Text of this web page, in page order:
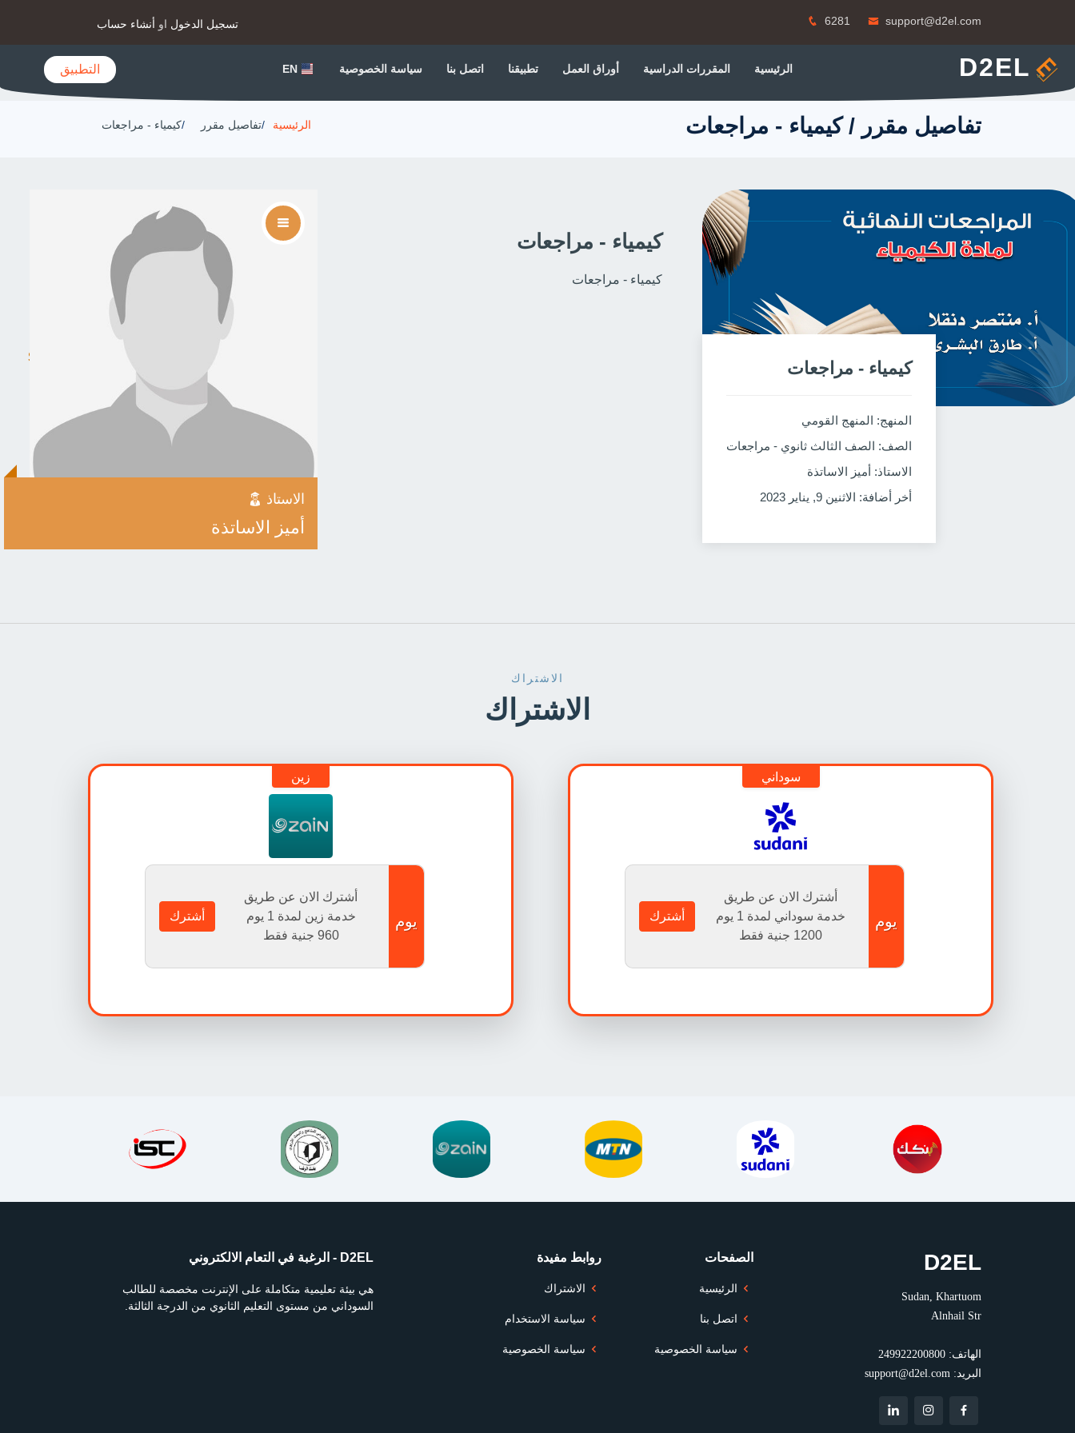
support@d2el.com
6281 تسجيل الدخول او أنشاء حساب
D2EL الرئيسية المقررات الدراسية أوراق العمل تطبيقنا اتصل بنا سياسة الخصوصية EN التطبيق
تفاصيل مقرر / كيمياء - مراجعات الرئيسية تفاصيل مقرر كيمياء - مراجعات
كيمياء - مراجعات
المنهج: المنهج القومي
الصف: الصف الثالث ثانوي - مراجعات
الاستاذ: أميز الاساتذة
أخر أضافة: الاثنين 9, يناير 2023
كيمياء - مراجعات
كيمياء - مراجعات
الاستاذ
أميز الاساتذة
Social
الاشتراك
الاشتراك
سوداني
يوم
أشترك الان عن طريق
خدمة سوداني لمدة 1 يوم
1200 جنية فقط
أشترك
زين
يوم
أشترك الان عن طريق
خدمة زين لمدة 1 يوم
960 جنية فقط
أشترك
D2EL
Sudan, Khartuom
Alnhail Str
الهاتف:
البريد:
الصفحات
الرئيسية
اتصل بنا
سياسة الخصوصية
روابط مفيدة
الاشتراك
سياسة الاستخدام
سياسة الخصوصية
D2EL - الرغبة في التعام الالكتروني
هي بيئة تعليمية متكاملة على الإنترنت مخصصة للطالب
السوداني من مستوى التعليم الثانوي من الدرجة الثالثة.